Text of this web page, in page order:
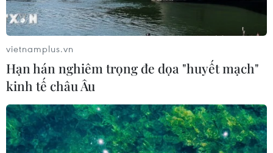
vietnamplus.vn
Hạn hán nghiêm trọng đe dọa "huyết mạch"
kinh tế châu Âu